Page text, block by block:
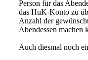
Person für das
das HuK-Konto zu
Anzahl der
Abendessen machen
Auch diesmal noch